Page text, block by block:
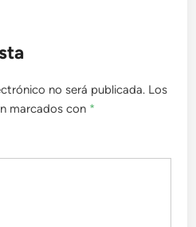
no será publicada. Los
marcados con *